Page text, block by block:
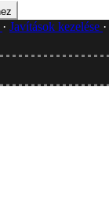
Javítások kezelése